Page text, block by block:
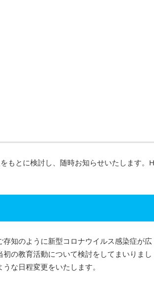
もとに検討し、随時お知らせいたします。
知のように新型コロナウイルス感染症が広
の教育活動について検討をしてまいりまし
な日程変更をいたします。